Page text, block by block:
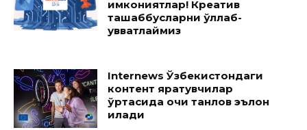
имкониятлар! Креатив
ташаббусларни қўллаб-
қувватлаймиз
Internews Ўзбекистондаги
контент яратувчилар
ўртасида очиқ танлов эълон
қилади